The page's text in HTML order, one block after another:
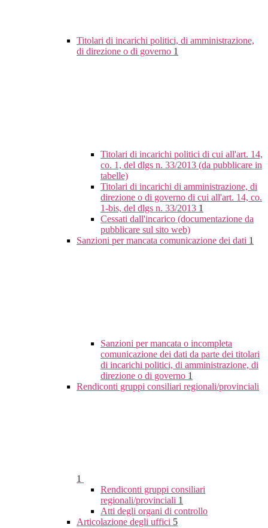
Titolari di incarichi politici, di amministrazione,
di direzione o di governo 1
Titolari di incarichi politici di cui all'art. 14,
co. 1, del dlgs n. 33/2013 (da pubblicare in
tabelle)
Titolari di incarichi di amministrazione, di
direzione o di governo di cui all'art. 14, co.
1-bis, del dlgs n. 33/2013 1
Cessati dall'incarico (documentazione da
pubblicare sul sito web)
Sanzioni per mancata comunicazione dei dati 1
Sanzioni per mancata o incompleta
comunicazione dei dati da parte dei titolari
di incarichi politici, di amministrazione, di
direzione o di governo 1
Rendiconti gruppi consiliari regionali/provinciali
1
Rendiconti gruppi consiliari
regionali/provinciali 1
Atti degli organi di controllo
Articolazione degli uffici 5